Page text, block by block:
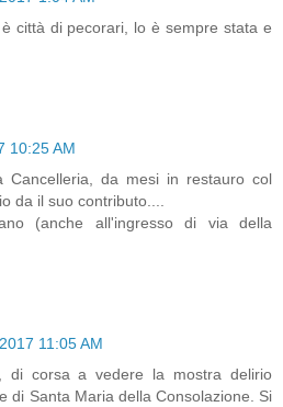
città di pecorari, lo è sempre stata e
10:25 AM
Cancelleria, da mesi in restauro col
da il suo contributo....
(anche all'ingresso di via della
11:05 AM
di corsa a vedere la mostra delirio
di Santa Maria della Consolazione. Si